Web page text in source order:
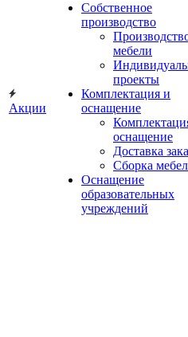
Акции
Собственное
производство
мебели
проекты
Комплектация и
оснащение
оснащение
Доставка
Сборка
Оснащение
образовательных
учреждений